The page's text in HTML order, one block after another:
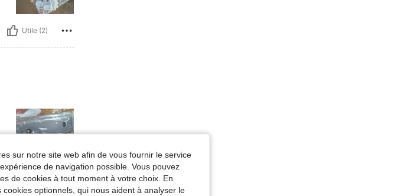
Utile (2)
Utile (1)
sur notre site web afin de vous fournir le service
de navigation possible. Vous pouvez
de cookies à tout moment à votre choix. En
optionnels, qui nous aident à analyser le